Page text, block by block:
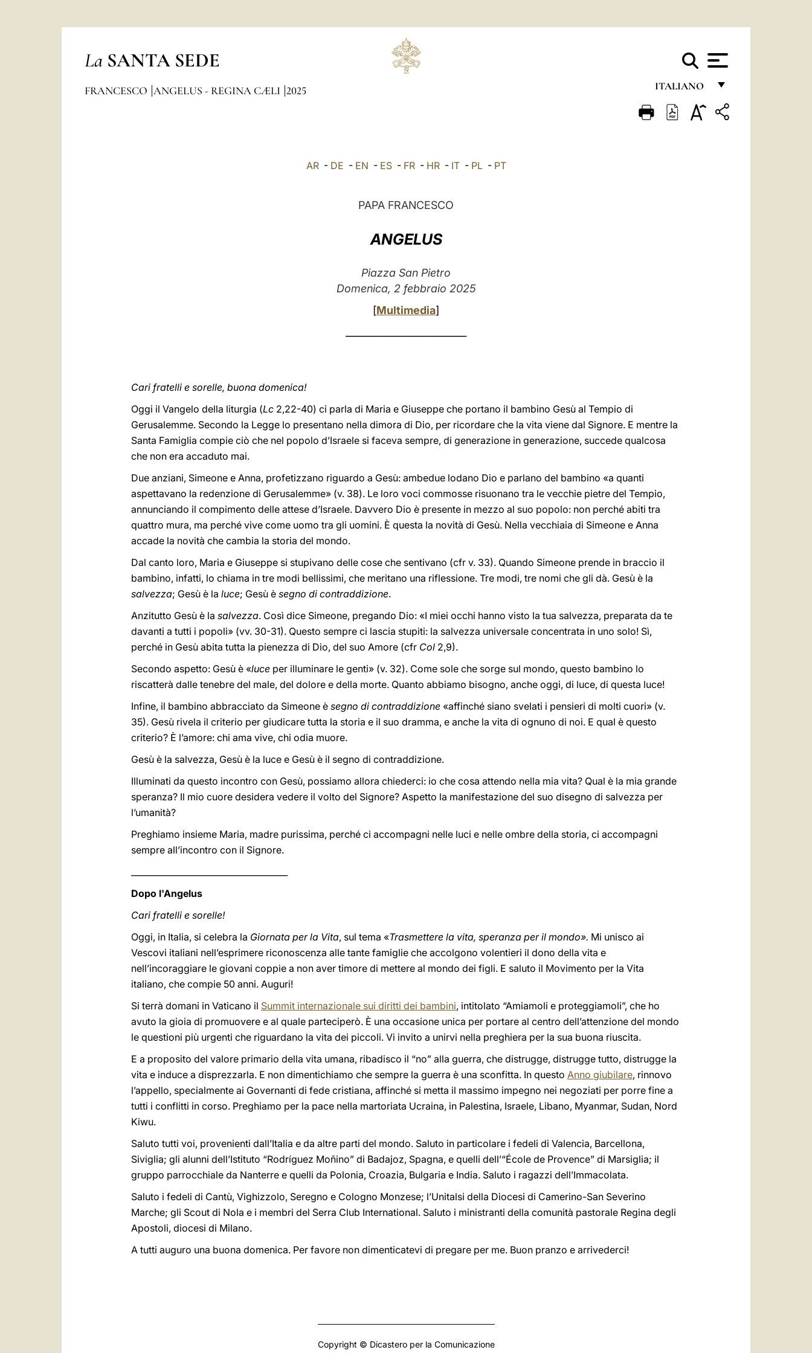
La SANTA SEDE
ITALIANO
FRANÇAIS
FRANCESCO ANGELUS - REGINA CÆLI 2025
AR- DE - EN - ES- FR- HR- IT- PL- PT
PAPA FRANCESCO
ANGELUS
Piazza San Pietro
Domenica, 2 febbraio 2025
[Multimedia]
Cari fratelli e sorelle, buona domenica!
Oggi il Vangelo della liturgia (Lc 2,22-40) ci parla di Maria e Giuseppe che portano il bambino Gesù al Tempio di
Gerusalemme. Secondo la Legge lo presentano nella dimora di Dio, per ricordare che la vita viene dal Signore. E mentre la
Santa Famiglia compie ciò che nel popolo d’Israele si faceva sempre, di generazione in generazione, succede qualcosa
che non era accaduto mai.
Due anziani, Simeone e Anna, profetizzano riguardo a Gesù: ambedue lodano Dio e parlano del bambino «a quanti
aspettavano la redenzione di Gerusalemme» (v. 38). Le loro voci commosse risuonano tra le vecchie pietre del Tempio,
annunciando il compimento delle attese d’Israele. Davvero Dio è presente in mezzo al suo popolo: non perché abiti tra
quattro mura, ma perché vive come uomo tra gli uomini. È questa la novità di Gesù. Nella vecchiaia di Simeone e Anna
accade la novità che cambia la storia del mondo.
Dal canto loro, Maria e Giuseppe si stupivano delle cose che sentivano (cfr v. 33). Quando Simeone prende in braccio il
bambino, infatti, lo chiama in tre modi bellissimi, che meritano una riflessione. Tre modi, tre nomi che gli dà. Gesù è la
salvezza; Gesù è la luce; Gesù è segno di contraddizione.
Anzitutto Gesù è la salvezza. Così dice Simeone, pregando Dio: «I miei occhi hanno visto la tua salvezza, preparata da te
davanti a tutti i popoli» (vv. 30-31). Questo sempre ci lascia stupiti: la salvezza universale concentrata in uno solo! Sì,
perché in Gesù abita tutta la pienezza di Dio, del suo Amore (cfr Col 2,9).
Secondo aspetto: Gesù è «luce per illuminare le genti» (v. 32). Come sole che sorge sul mondo, questo bambino lo
riscatterà dalle tenebre del male, del dolore e della morte. Quanto abbiamo bisogno, anche oggi, di luce, di questa luce!
Infine, il bambino abbracciato da Simeone è segno di contraddizione «affinché siano svelati i pensieri di molti cuori» (v.
35). Gesù rivela il criterio per giudicare tutta la storia e il suo dramma, e anche la vita di ognuno di noi. E qual è questo
criterio? È l’amore: chi ama vive, chi odia muore.
Gesù è la salvezza, Gesù è la luce e Gesù è il segno di contraddizione.
Illuminati da questo incontro con Gesù, possiamo allora chiederci: io che cosa attendo nella mia vita? Qual è la mia grande
speranza? Il mio cuore desidera vedere il volto del Signore? Aspetto la manifestazione del suo disegno di salvezza per
l’umanità?
Preghiamo insieme Maria, madre purissima, perché ci accompagni nelle luci e nelle ombre della storia, ci accompagni
sempre all’incontro con il Signore.
Dopo l'Angelus
Cari fratelli e sorelle!
Oggi, in Italia, si celebra la Giornata per la Vita, sul tema «Trasmettere la vita, speranza per il mondo». Mi unisco ai
Vescovi italiani nell’esprimere riconoscenza alle tante famiglie che accolgono volentieri il dono della vita e
nell’incoraggiare le giovani coppie a non aver timore di mettere al mondo dei figli. E saluto il Movimento per la Vita
italiano, che compie 50 anni. Auguri!
Si terrà domani in Vaticano il Summit internazionale sui diritti dei bambini, intitolato “Amiamoli e proteggiamoli”, che ho
avuto la gioia di promuovere e al quale parteciperò. È una occasione unica per portare al centro dell’attenzione del mondo
le questioni più urgenti che riguardano la vita dei piccoli. Vi invito a unirvi nella preghiera per la sua buona riuscita.
E a proposito del valore primario della vita umana, ribadisco il “no” alla guerra, che distrugge, distrugge tutto, distrugge la
vita e induce a disprezzarla. E non dimentichiamo che sempre la guerra è una sconfitta. In questo Anno giubilare, rinnovo
l’appello, specialmente ai Governanti di fede cristiana, affinché si metta il massimo impegno nei negoziati per porre fine a
tutti i conflitti in corso. Preghiamo per la pace nella martoriata Ucraina, in Palestina, Israele, Libano, Myanmar, Sudan, Nord
Kiwu.
Saluto tutti voi, provenienti dall’Italia e da altre parti del mondo. Saluto in particolare i fedeli di Valencia, Barcellona,
Siviglia; gli alunni dell’Istituto “Rodríguez Moñino” di Badajoz, Spagna, e quelli dell’“École de Provence” di Marsiglia; il
gruppo parrocchiale da Nanterre e quelli da Polonia, Croazia, Bulgaria e India. Saluto i ragazzi dell’Immacolata.
Saluto i fedeli di Cantù, Vighizzolo, Seregno e Cologno Monzese; l’Unitalsi della Diocesi di Camerino-San Severino
Marche; gli Scout di Nola e i membri del Serra Club International. Saluto i ministranti della comunità pastorale Regina degli
Apostoli, diocesi di Milano.
A tutti auguro una buona domenica. Per favore non dimenticatevi di pregare per me. Buon pranzo e arrivederci!
Copyright © Dicastero per la Comunicazione